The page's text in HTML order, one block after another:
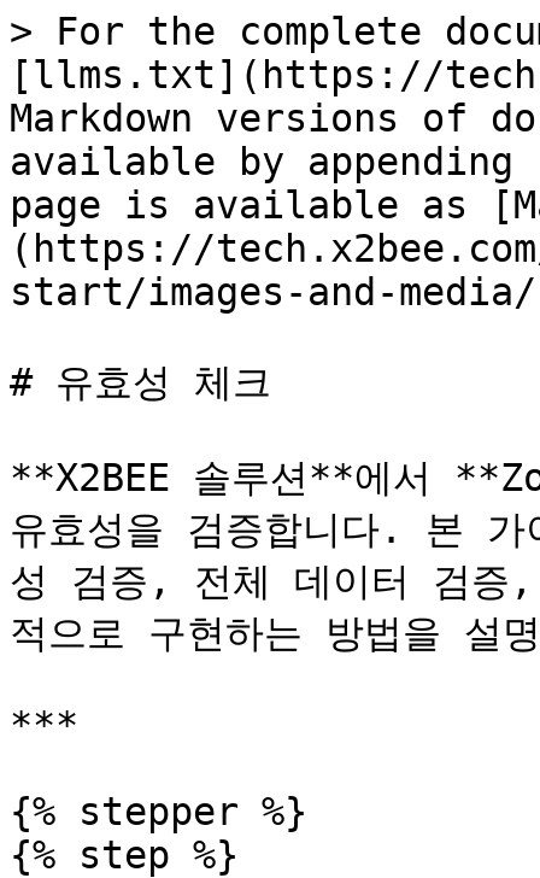
> For the complete
[llms.txt](https://
Markdown versions of
available by
page is available as
(https://
start/images-and-
# 유효성 체크
**X2BEE 솔루션**에서
유효성을 검증합니다. 본
성 검증, 전체 데이터 검증
적으로 구현하는 방법을 설
***
{% stepper %}
{% step %}